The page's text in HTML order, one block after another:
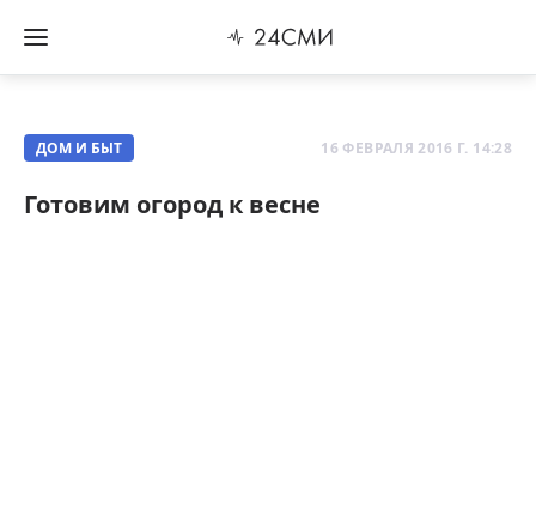
ДОМ И БЫТ 16 ФЕВРАЛЯ 2016 Г. 14:28
Готовим огород к весне